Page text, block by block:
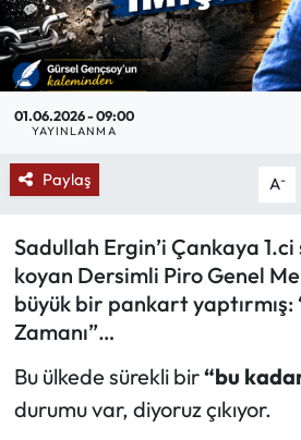
01.06.2026 - 09:00
YAYINLANMA
Paylaş A-
Sadullah Ergin’i Çankaya 1.ci
koyan Dersimli Piro Genel
büyük bir pankart yaptırmış:
Zamanı”…
Bu ülkede sürekli bir“bu
durumu var, diyoruz çıkıyor.
Mektup Galeri
Röportaj
Karikatür Galeri
BIK
ASTROLOJİ
Spor Yazıları